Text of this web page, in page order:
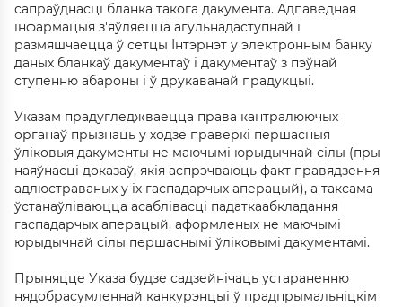
сапраўднасці бланка такога дакумента. Адпаведная
інфармацыя з'яўляецца агульнадаступнай і
размяшчаецца ў сетцы Інтэрнэт у электронным банку
даных бланкаў дакументаў і дакументаў з пэўнай
ступенню абароны і ў друкаванай прадукцыі.
Указам прадугледжваецца права кантралюючых
органаў прызнаць у ходзе праверкі першасныя
ўліковыя дакументы не маючымі юрыдычнай сілы (пры
наяўнасці доказаў, якія аспрэчваюць факт правядзення
адлюстраваных у іх гаспадарчых аперацый), а таксама
ўстанаўліваюцца асаблівасці падаткаабкладання
гаспадарчых аперацый, аформленых не маючымі
юрыдычнай сілы першаснымі ўліковымі дакументамі.
Прыняцце Указа будзе садзейнічаць устараненню
нядобрасумленнай канкурэнцыі ў прадпрымальніцкім